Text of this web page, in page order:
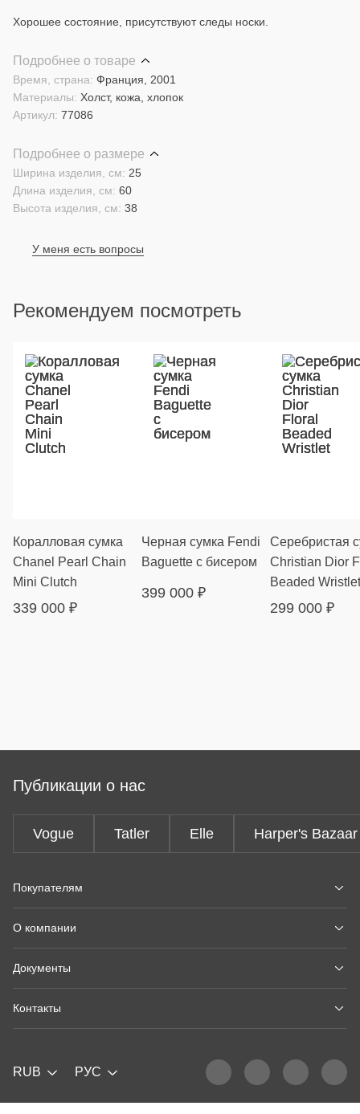
Хорошее состояние, присутствуют следы носки.
Подробнее о товаре
Материалы: Холст, кожа, хлопок
Время, страна: Франция, 2001
Артикул: 77086
Подробнее о размере
Высота изделия, см: 38
Длина изделия, см: 60
Ширина изделия, см: 25
У меня есть вопросы
Рекомендуем посмотреть
Коралловая сумка
Chanel Pearl Chain
Mini Clutch
339 000 ₽
Черная сумка Fendi
Baguette с бисером
399 000 ₽
Серебристая
Christian Dior
Beaded Wristlet
299 000 ₽
Публикации о нас
Vogue Tatler Elle Harper's Bazaar
Покупателям
О компании
Документы
Контакты
RUB РУС